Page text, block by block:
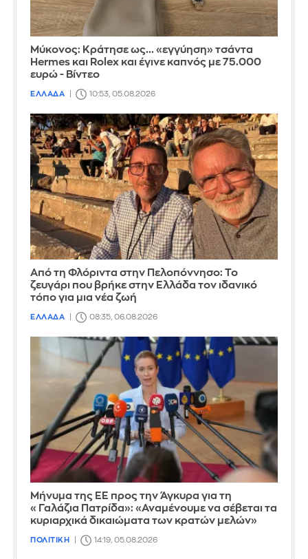
Μύκονος: Κράτησε ως... «εγγύηση» τσάντα
Hermes και Rolex και έγινε καπνός με 75.000
ευρώ - Βίντεο
ΕΛΛΑΔΑ 10:53, 05.08.2026
Από τη Φλόριντα στην Πελοπόννησο: Το
ζευγάρι που βρήκε στην Ελλάδα τον ιδανικό
τόπο για μια νέα ζωή
ΕΛΛΑΔΑ 08:35, 06.08.2026
Μήνυμα της ΕΕ προς την Άγκυρα για τη
«Γαλάζια Πατρίδα»: «Αναμένουμε να σέβεται τα
κυριαρχικά δικαιώματα των κρατών μελών»
ΠΟΛΙΤΙΚΗ 14:19, 05.08.2026